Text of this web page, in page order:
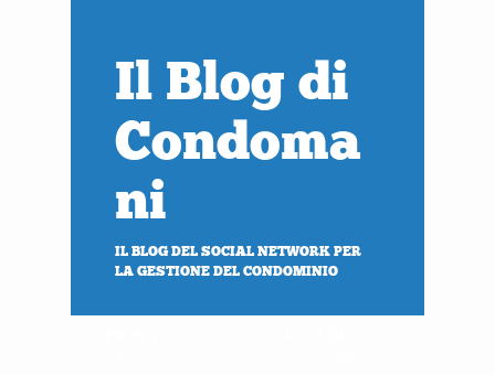
Il Blog di
Condoma
ni
IL BLOG DEL SOCIAL NETWORK PER
LA GESTIONE DEL CONDOMINIO